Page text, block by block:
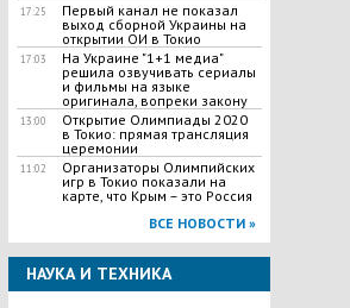
17:25
Первый канал не показал
выход сборной Украины на
открытии ОИ в Токио
17:03
На Украине "1+1 медиа"
решила озвучивать сериалы
и фильмы на языке
оригинала, вопреки закону
13:00
Открытие Олимпиады 2020
в Токио: прямая трансляция
церемонии
11:02
Организаторы Олимпийских
игр в Токио показали на
карте, что Крым – это Россия
ВСЕ НОВОСТИ »
НАУКА И ТЕХНИКА